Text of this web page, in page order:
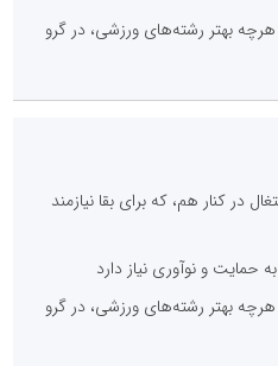
در توسعه ورزش همگانی؛ کلید
در توسعه ورزش همگانی؛ کلید
استعدادهای درخشان و